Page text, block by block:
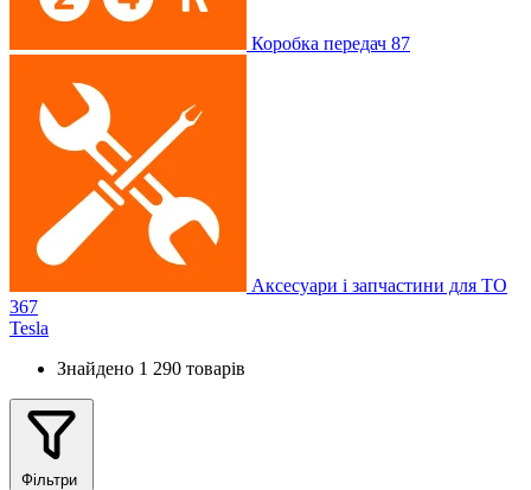
Коробка передач 87
Аксесуари і запчастини для ТО
367
Tesla
Знайдено 1 290 товарів
Фільтри